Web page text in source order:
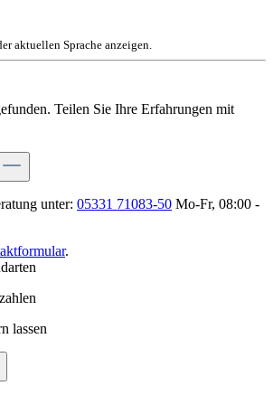
aktuellen Sprache anzeigen.
Teilen Sie Ihre Erfahrungen mit
unter: 05331 71083-50 Mo-Fr, 08:00 -
.
lassen